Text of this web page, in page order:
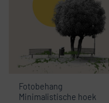
Fotobehang
Minimalistische hoek